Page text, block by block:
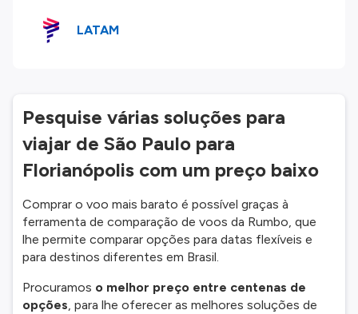
LATAM
Pesquise várias soluções para
viajar de São Paulo para
Florianópolis com um preço baixo
Comprar o voo mais barato é possível graças à
ferramenta de comparação de voos da Rumbo, que
lhe permite comparar opções para datas flexíveis e
para destinos diferentes em Brasil.
Procuramos o melhor preço entre centenas de
opções, para lhe oferecer as melhores soluções de